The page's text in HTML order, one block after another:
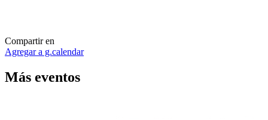
Compartir en
Agregar a g.calendar
Más eventos